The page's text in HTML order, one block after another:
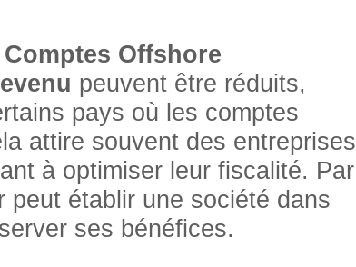
Offshore
peuvent être réduits,
pays où les comptes
attire souvent des entreprises
à optimiser leur fiscalité. Par
peut établir une société dans
ses bénéfices.